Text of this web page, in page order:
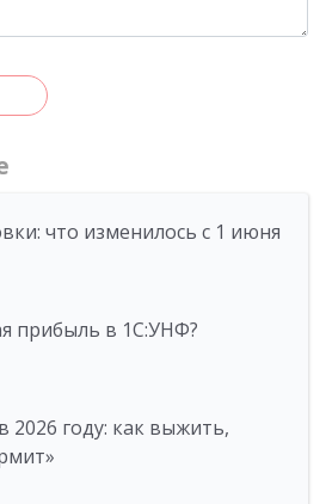
что изменилось с 1 июня
прибыль в 1С:УНФ?
2026 году: как выжить,